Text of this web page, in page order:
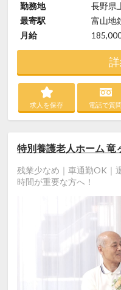
勤務地
長野県
最寄駅
富山地
月給
求人を保存 電話で質問
特別養護老人ホーム 竜
残業少なめ｜車通勤OK｜
時間が重要な方へ！